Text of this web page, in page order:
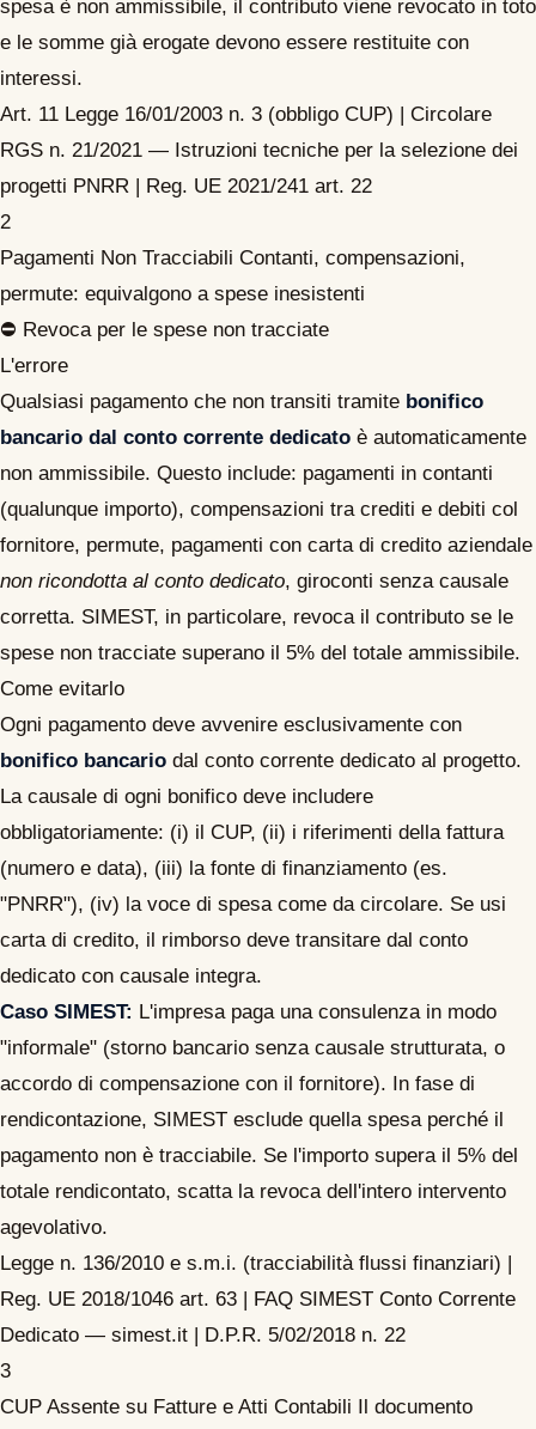
spesa è non ammissibile, il contributo viene revocato in toto
e le somme già erogate devono essere restituite con
interessi.
Art. 11 Legge 16/01/2003 n. 3 (obbligo CUP) | Circolare
RGS n. 21/2021 — Istruzioni tecniche per la selezione dei
progetti PNRR | Reg. UE 2021/241 art. 22
2
Pagamenti Non Tracciabili Contanti, compensazioni,
permute: equivalgono a spese inesistenti
⛔ Revoca per le spese non tracciate
L'errore
Qualsiasi pagamento che non transiti tramite bonifico
bancario dal conto corrente dedicato è automaticamente
non ammissibile. Questo include: pagamenti in contanti
(qualunque importo), compensazioni tra crediti e debiti col
fornitore, permute, pagamenti con carta di credito aziendale
non ricondotta al conto dedicato, giroconti senza causale
corretta. SIMEST, in particolare, revoca il contributo se le
spese non tracciate superano il 5% del totale ammissibile.
Come evitarlo
Ogni pagamento deve avvenire esclusivamente con
bonifico bancario dal conto corrente dedicato al progetto.
La causale di ogni bonifico deve includere
obbligatoriamente: (i) il CUP, (ii) i riferimenti della fattura
(numero e data), (iii) la fonte di finanziamento (es.
"PNRR"), (iv) la voce di spesa come da circolare. Se usi
carta di credito, il rimborso deve transitare dal conto
dedicato con causale integra.
Caso SIMEST: L'impresa paga una consulenza in modo
"informale" (storno bancario senza causale strutturata, o
accordo di compensazione con il fornitore). In fase di
rendicontazione, SIMEST esclude quella spesa perché il
pagamento non è tracciabile. Se l'importo supera il 5% del
totale rendicontato, scatta la revoca dell'intero intervento
agevolativo.
Legge n. 136/2010 e s.m.i. (tracciabilità flussi finanziari) |
Reg. UE 2018/1046 art. 63 | FAQ SIMEST Conto Corrente
Dedicato — simest.it | D.P.R. 5/02/2018 n. 22
3
CUP Assente su Fatture e Atti Contabili Il documento